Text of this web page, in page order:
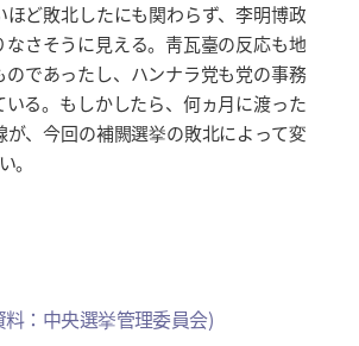
ど敗北したにも関わらず、李明博政
さそうに見える。靑瓦臺の反応も地
であったし、ハンナラ党も党の事務
る。もしかしたら、何ヵ月に渡った
、今回の補闕選挙の敗北によって変
。
：中央選挙管理委員会)